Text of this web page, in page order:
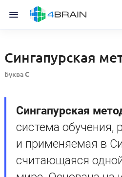
Сингапурская
БукваС
Сингапурская
система обучения,
и применяемая в
считающаяся